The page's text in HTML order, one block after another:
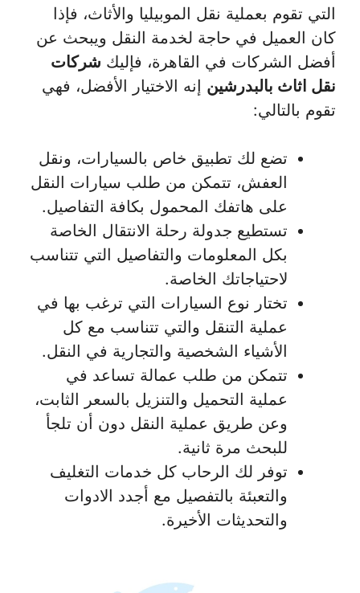
التي تقوم بعملية نقل الموبيليا والأثاث، فإذا
كان العميل في حاجة لخدمة النقل ويبحث عن
أفضل الشركات في القاهرة، فإليك شركات
نقل اثاث بالبدرشين إنه الاختيار الأفضل، فهي
تقوم بالتالي:
تضع لك تطبيق خاص بالسيارات، ونقل
العفش، تتمكن من طلب سيارات النقل
على هاتفك المحمول بكافة التفاصيل.
تستطيع جدولة رحلة الانتقال الخاصة
بكل المعلومات والتفاصيل التي تتناسب
لاحتياجاتك الخاصة.
تختار نوع السيارات التي ترغب بها في
عملية التنقل والتي تتناسب مع كل
الأشياء الشخصية والتجارية في النقل.
تتمكن من طلب عمالة تساعد في
عملية التحميل والتنزيل بالسعر الثابت،
وعن طريق عملية النقل دون أن تلجأ
للبحث مرة ثانية.
توفر لك الرحاب كل خدمات التغليف
والتعبئة بالتفصيل مع أجدد الادوات
والتحديثات الأخيرة.